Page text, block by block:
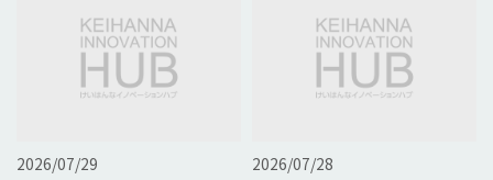
2026/07/29 2026/07/28